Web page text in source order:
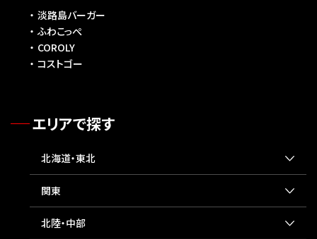
淡路島バーガー
ふわこっぺ
COROLY
コストゴー
エリアで探す
北海道・東北
関東
北陸・中部